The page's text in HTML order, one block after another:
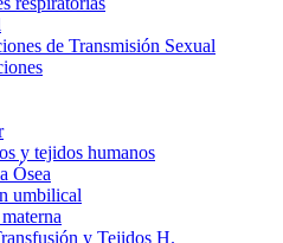
de Transmisión Sexual
y tejidos humanos
Ósea
umbilical
y Tejidos H.